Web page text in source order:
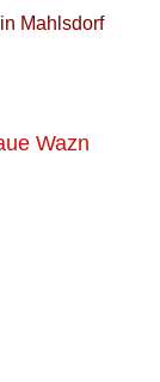
Wazn